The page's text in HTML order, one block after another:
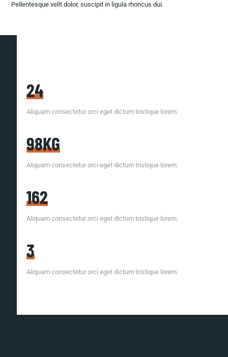
Pellentesque velit dolor, suscipit in ligula rhoncus dui.
24
Aliquam consectetur orci eget dictum tristique lorem.
98KG
Aliquam consectetur orci eget dictum tristique lorem.
162
Aliquam consectetur orci eget dictum tristique lorem.
3
Aliquam consectetur orci eget dictum tristique lorem.